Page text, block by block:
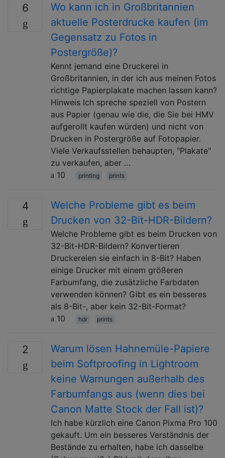
6
Wo kann ich in Großbritannien
aktuelle Posterdrucke kaufen (im
Gegensatz zu Fotos in
Postergröße)?
Kennt jemand eine Druckerei in
Großbritannien, in der ich aus meinen Fotos
richtige Papierplakate machen lassen kann?
Hinweis Ich spreche speziell von Postern
aus Papier (genau wie die, die Sie bei HMV
aufgerollt kaufen würden) und nicht von
Drucken in Postergröße auf Fotopapier.
Viele Verkaufsstellen behaupten, "Plakate"
zu verkaufen, aber …
10
printing prints
4
Welche Probleme gibt es beim
Drucken von 32-Bit-HDR-Bildern?
Welche Probleme gibt es beim Drucken von
32-Bit-HDR-Bildern? Konvertieren
Druckereien sie einfach in 8-Bit? Haben
einige Drucker mit einem größeren
Farbumfang, die zusätzliche Farbdaten
verwenden können? Gibt es ein besseres
als 8-Bit-, aber kein 32-Bit-Format?
10
hdr prints
2
Warum lösen Hahnemüle-Papiere
beim Softproofing in Lightroom
keine Warnungen außerhalb des
Farbumfangs aus (wenn dies bei
Canon Matte Stock der Fall ist)?
Ich habe kürzlich eine Canon Pixma Pro 100
gekauft. Um ein besseres Verständnis der
Bestände zu erhalten, habe ich dasselbe